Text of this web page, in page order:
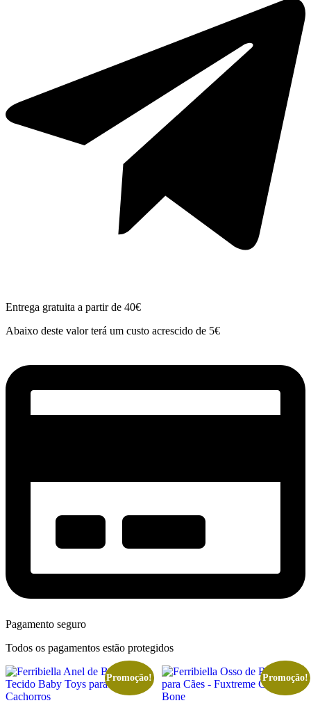
Entrega gratuita a partir de 40€
Abaixo deste valor terá um custo acrescido de 5€
Pagamento seguro
Todos os pagamentos estão protegidos
Promoção! Promoção!